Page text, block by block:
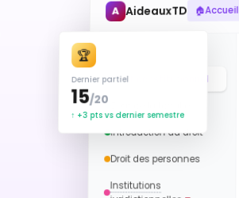
🏆
Dernier partiel
15/20
↑ +3 pts vs dernier semestre
A AideauxTD 🏠Accueil
Droit constitutionnel
Introduction au droit
Droit des personnes
Institutions